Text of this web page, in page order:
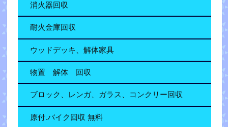
消火器回収
耐火金庫回収
ウッドデッキ、解体家具
物置 解体 回収
ブロック、レンガ、ガラス、コンクリー回収
原付.バイク回収 無料